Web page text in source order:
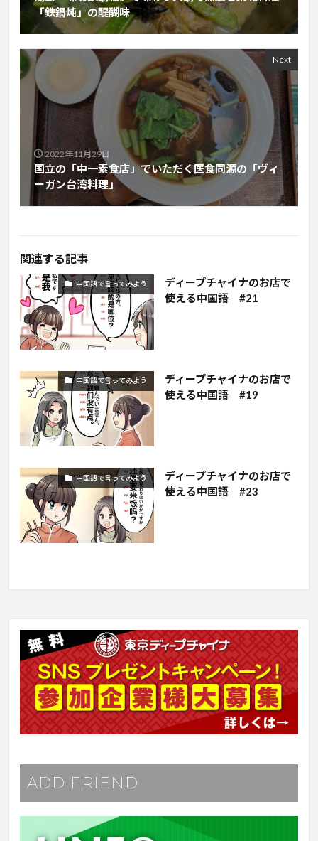
「鉄鍋炖」の醍醐味
Next
2022年11月29日
国立の「中一素食店」でいただく医食同源の「ヴィ
ーガン台湾料理」
関連する記事
中国語で言ってみよう
ディープチャイナのお店で
使える中国語 #21
中国語で言ってみよう
ディープチャイナのお店で
使える中国語 #19
中国語で言ってみよう
ディープチャイナのお店で
使える中国語 #23
ADD FRIEND